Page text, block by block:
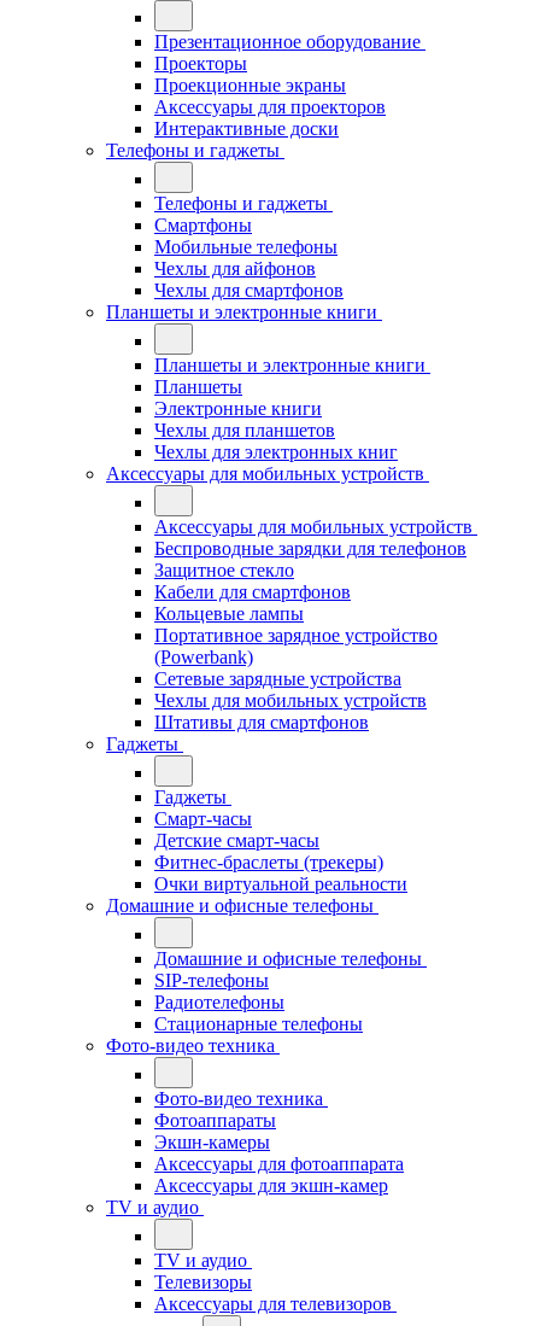
Презентационное оборудование
Проекторы
Проекционные экраны
Аксессуары для проекторов
Интерактивные доски
Телефоны и гаджеты
Телефоны и гаджеты
Смартфоны
Мобильные телефоны
Чехлы для айфонов
Чехлы для смартфонов
Планшеты и электронные книги
Планшеты и электронные книги
Планшеты
Электронные книги
Чехлы для планшетов
Чехлы для электронных книг
Аксессуары для мобильных устройств
Аксессуары для мобильных устройств
Беспроводные зарядки для телефонов
Защитное стекло
Кабели для смартфонов
Кольцевые лампы
Портативное зарядное устройство
(Powerbank)
Сетевые зарядные устройства
Чехлы для мобильных устройств
Штативы для смартфонов
Гаджеты
Гаджеты
Смарт-часы
Детские смарт-часы
Фитнес-браслеты (трекеры)
Очки виртуальной реальности
Домашние и офисные телефоны
Домашние и офисные телефоны
SIP-телефоны
Радиотелефоны
Стационарные телефоны
Фото-видео техника
Фото-видео техника
Фотоаппараты
Экшн-камеры
Аксессуары для фотоаппарата
Аксессуары для экшн-камер
TV и аудио
TV и аудио
Телевизоры
Аксессуары для телевизоров